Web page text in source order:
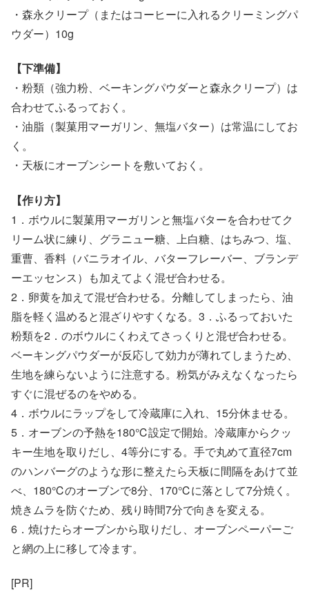
・森永クリープ（またはコーヒーに入れるクリーミングパ
ウダー）10g
【下準備】
・粉類（強力粉、ベーキングパウダーと森永クリープ）は
合わせてふるっておく。
・油脂（製菓用マーガリン、無塩バター）は常温にしてお
く。
・天板にオーブンシートを敷いておく。
【作り方】
1．ボウルに製菓用マーガリンと無塩バターを合わせてク
リーム状に練り、グラニュー糖、上白糖、はちみつ、塩、
重曹、香料（バニラオイル、バターフレーバー、ブランデ
ーエッセンス）も加えてよく混ぜ合わせる。
2．卵黄を加えて混ぜ合わせる。分離してしまったら、油
脂を軽く温めると混ざりやすくなる。3．ふるっておいた
粉類を2．のボウルにくわえてさっくりと混ぜ合わせる。
ベーキングパウダーが反応して効力が薄れてしまうため、
生地を練らないように注意する。粉気がみえなくなったら
すぐに混ぜるのをやめる。
4．ボウルにラップをして冷蔵庫に入れ、15分休ませる。
5．オーブンの予熱を180℃設定で開始。冷蔵庫からクッ
キー生地を取りだし、4等分にする。手で丸めて直径7cm
のハンバーグのような形に整えたら天板に間隔をあけて並
べ、180℃のオーブンで8分、170℃に落として7分焼く。
焼きムラを防ぐため、残り時間7分で向きを変える。
6．焼けたらオーブンから取りだし、オーブンペーパーご
と網の上に移して冷ます。
[PR]